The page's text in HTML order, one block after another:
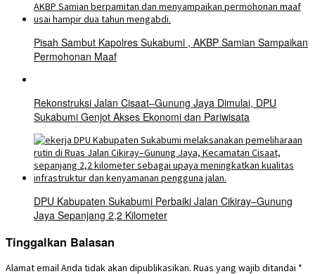
Pisah Sambut Kapolres Sukabumi , AKBP Samian Sampaikan
Permohonan Maaf
Rekonstruksi Jalan Cisaat–Gunung Jaya Dimulai, DPU
Sukabumi Genjot Akses Ekonomi dan Pariwisata
DPU Kabupaten Sukabumi Perbaiki Jalan Cikiray–Gunung
Jaya Sepanjang 2,2 Kilometer
Tinggalkan Balasan
Alamat email Anda tidak akan dipublikasikan. Ruas yang wajib ditandai *